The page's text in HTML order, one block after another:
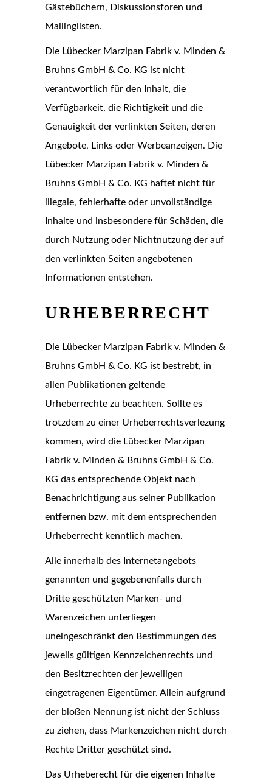
Gästebüchern, Diskussionsforen und
Mailinglisten.
Die Lübecker Marzipan Fabrik v. Minden &
Bruhns GmbH & Co. KG ist nicht
verantwortlich für den Inhalt, die
Verfügbarkeit, die Richtigkeit und die
Genauigkeit der verlinkten Seiten, deren
Angebote, Links oder Werbeanzeigen. Die
Lübecker Marzipan Fabrik v. Minden &
Bruhns GmbH & Co. KG haftet nicht für
illegale, fehlerhafte oder unvollständige
Inhalte und insbesondere für Schäden, die
durch Nutzung oder Nichtnutzung der auf
den verlinkten Seiten angebotenen
Informationen entstehen.
URHEBERRECHT
Die Lübecker Marzipan Fabrik v. Minden &
Bruhns GmbH & Co. KG ist bestrebt, in
allen Publikationen geltende
Urheberrechte zu beachten. Sollte es
trotzdem zu einer Urheberrechtsverlezung
kommen, wird die Lübecker Marzipan
Fabrik v. Minden & Bruhns GmbH & Co.
KG das entsprechende Objekt nach
Benachrichtigung aus seiner Publikation
entfernen bzw. mit dem entsprechenden
Urheberrecht kenntlich machen.
Alle innerhalb des Internetangebots
genannten und gegebenenfalls durch
Dritte geschützten Marken- und
Warenzeichen unterliegen
uneingeschränkt den Bestimmungen des
jeweils gültigen Kennzeichenrechts und
den Besitzrechten der jeweiligen
eingetragenen Eigentümer. Allein aufgrund
der bloßen Nennung ist nicht der Schluss
zu ziehen, dass Markenzeichen nicht durch
Rechte Dritter geschützt sind.
Das Urheberecht für die eigenen Inhalte